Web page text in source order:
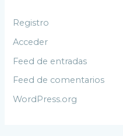
Registro
Acceder
Feed de entradas
Feed de comentarios
WordPress.org